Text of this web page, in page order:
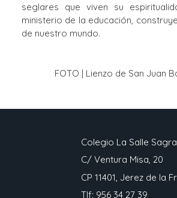
seglares que viven su
ministerio de la educación,
de nuestro mundo.
FOTO | Lienzo de San Juan
Colegio La Salle
C/ Ventura Misa, 20
CP 11401, Jerez de la
Tlf: 956 34 27 39